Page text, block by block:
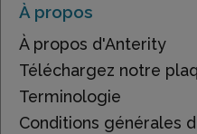
À propos
À propos d'Anterity
Téléchargez notre
Terminologie
Conditions générales